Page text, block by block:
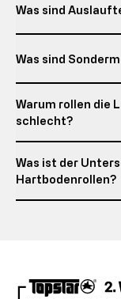
Was sind
Was sind
Warum rollen die
schlecht?
Was ist der
Hartbodenrollen?